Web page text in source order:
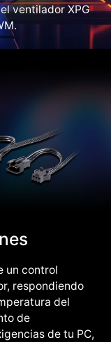
ventilador XPG
un control
respondiendo
del
de
de tu PC,